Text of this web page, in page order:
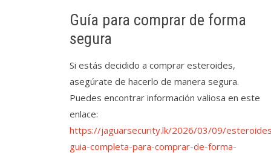
Guía para comprar de forma
segura
Si estás decidido a comprar esteroides,
asegúrate de hacerlo de manera segura.
Puedes encontrar información valiosa en este
enlace:
https://jaguarsecurity.lk/2026/03/09/
guia-completa-para-comprar-de-forma-